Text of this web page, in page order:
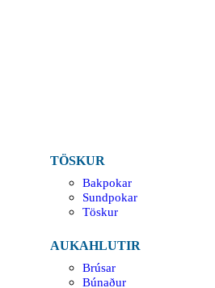
TÖSKUR
Bakpokar
Sundpokar
Töskur
AUKAHLUTIR
Brúsar
Búnaður